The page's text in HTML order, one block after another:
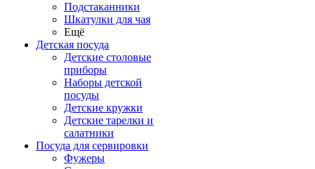
Подстаканники
Шкатулки для чая
Ещё
Детская посуда
Детские столовые
приборы
Наборы детской
посуды
Детские кружки
Детские тарелки и
салатники
Посуда для сервировки
Фужеры